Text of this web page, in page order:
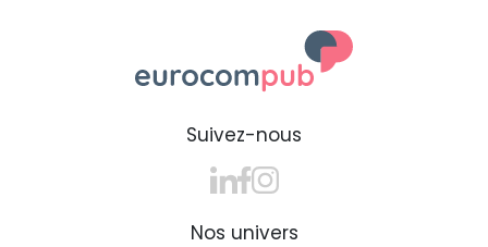
Suivez-nous
Nos univers